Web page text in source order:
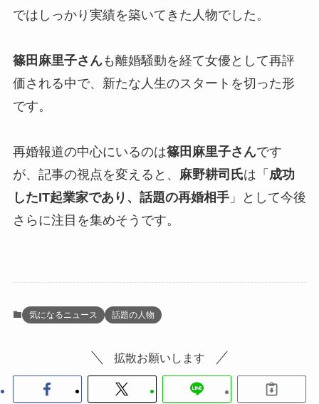
ではしっかり実績を築いてきた人物でした。
篠田麻里子さんも離婚騒動を経て女優として再評
価される中で、新たな人生のスタートを切った形
です。
再婚報道の中心にいるのは篠田麻里子さんです
が、記事の視点を変えると、 麻野耕司氏は「 成功
したIT起業家であり、話題の再婚相手」として今後
さらに注目を集めそうです。
気になるニュース 話題の人物
拡散お願いします